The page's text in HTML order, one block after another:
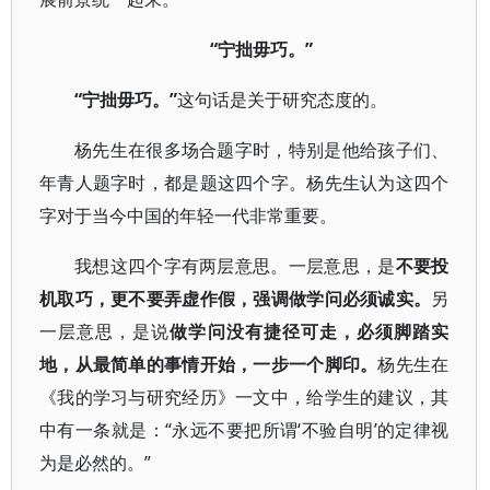
“宁拙毋巧。”
“宁拙毋巧。”这句话是关于研究态度的。
杨先生在很多场合题字时，特别是他给孩子们、
年青人题字时，都是题这四个字。杨先生认为这四个
字对于当今中国的年轻一代非常重要。
我想这四个字有两层意思。一层意思，是不要投
机取巧，更不要弄虚作假，强调做学问必须诚实。 另
一层意思，是说做学问没有捷径可走，必须脚踏实
地，从最简单的事情开始，一步一个脚印。杨先生在
《我的学习与研究经历》一文中，给学生的建议，其
中有一条就是：“永远不要把所谓‘不验自明’的定律视
为是必然的。”